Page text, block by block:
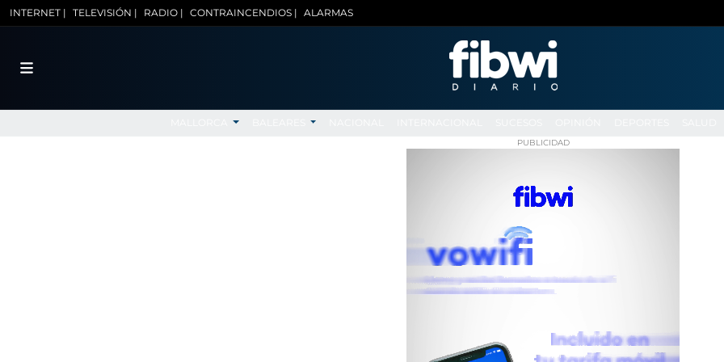
INTERNET | TELEVISIÓN | RADIO | CONTRAINCENDIOS | ALARMAS